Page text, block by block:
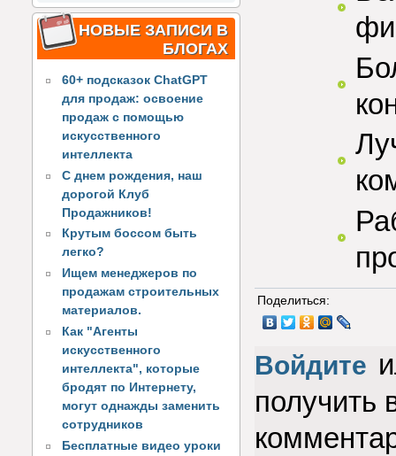
НОВЫЕ ЗАПИСИ В
БЛОГАХ
60+ подсказок ChatGPT
для продаж: освоение
продаж с помощью
искусственного
интеллекта
С днем рождения, наш
дорогой Клуб
Продажников!
Крутым боссом быть
легко?
Ищем менеджеров по
продажам строительных
материалов.
Как "Агенты
искусственного
интеллекта", которые
бродят по Интернету,
могут однажды заменить
сотрудников
Бесплатные видео уроки
Поделиться:
Войдите
получить